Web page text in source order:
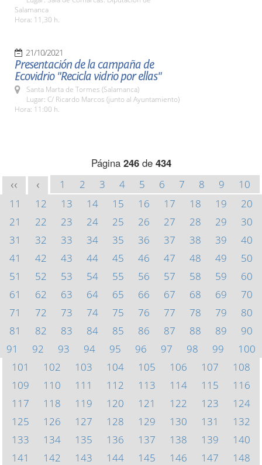
Salamanca
Hora: 11,30 h.
21/10/2021
Presentación de la campaña de
Ecovidrio "Recicla vidrio por ellas"
Santa Marta de Tormes (Salamanca)
Lugar: C/ Ricardo Marcos (junto al Ayuntamiento)
Hora: 11:00 h.
Página 246de 434
<< < 1 2 3 4 5 6 7 8 9
10
11
12 13 14 15 16 17 18 19
20
21
22 23 24 25 26 27 28 29
30
31
32 33 34 35 36 37 38 39
40
41
42 43 44 45 46 47 48 49
50
51
52 53 54 55 56 57 58 59
60
61
62 63 64 65 66 67 68 69
70
71
72 73 74 75 76 77 78 79
80
81
82 83 84 85 86 87 88 89
90
91
92 93 94 95 96 97 98 99
100
101
102 103 104 105 106 107
108
109
110 111 112 113 114 115
116
117
118 119 120 121 122 123
124
125
126 127 128 129 130 131
132
133
134 135 136 137 138 139
140
141
142 143 144 145 146 147
148